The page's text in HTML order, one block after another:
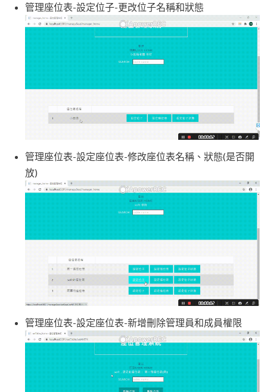
管理座位表-設定位子-更改位子名稱和狀態
管理座位表-設定座位表-修改座位表名稱、狀態(是否開
放)
管理座位表-設定座位表-新增刪除管理員和成員權限